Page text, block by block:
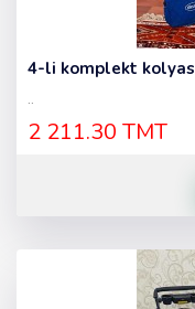
4-li komplekt
..
2 211.30 TMT